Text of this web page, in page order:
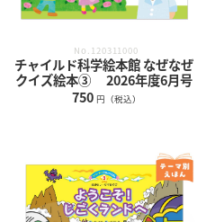
No.120311000
チャイルド科学絵本館 なぜなぜ
クイズ絵本③ 2026年度6月号
750 円（税込）